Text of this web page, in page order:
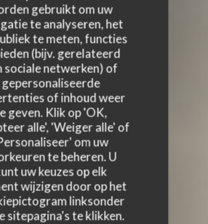
gebruikt om uw
te analyseren, het
te meten, functies
(bijv. gerelateerd
sociale netwerken) of
gepersonaliseerde
of inhoud weer
geven. Klik op 'OK,
alle', 'Weiger alle' of
om uw
te beheren. U
uw keuzes op elk
wijzigen door op het
linksonder
sitepagina's te klikken.